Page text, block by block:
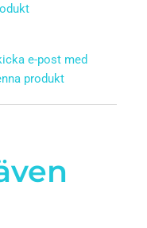
e-post med
produkt